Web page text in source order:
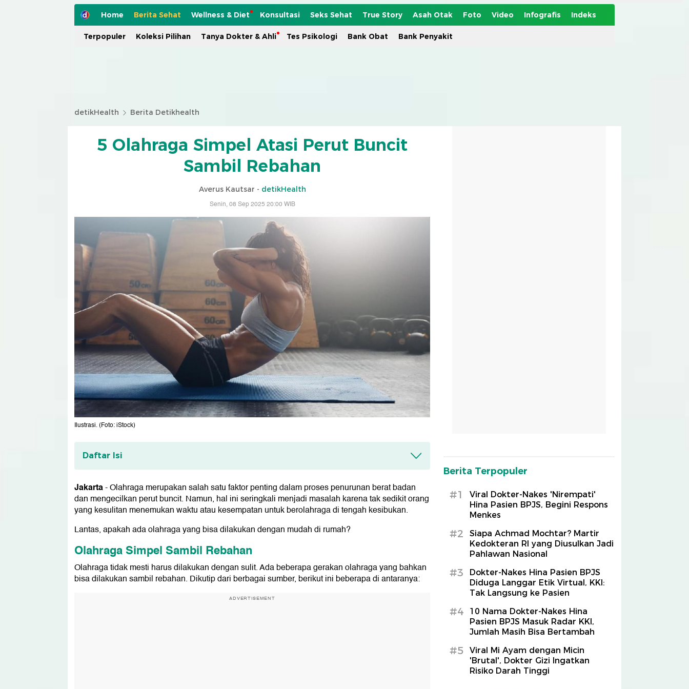
Home Berita Sehat Wellness & Diet Konsultasi Seks Sehat True Story Asah Otak Foto Video Infografis Indeks
Terpopuler Koleksi Pilihan Tanya Dokter & Ahli Tes Psikologi Bank Obat Bank Penyakit
detikHealth Berita Detikhealth
5 Olahraga Simpel Atasi Perut Buncit
Sambil Rebahan
Averus Kautsar - detikHealth
Senin, 08 Sep 2025 20:00 WIB
Ilustrasi. (Foto: iStock)
Daftar Isi
Olahraga Simpel Sambil Rebahan
1. Sit Up
2. Leg Raise
3. Heel Touches
4. Crunches
5. Flutter Kicks
Jakarta-Olahraga merupakan salah satu faktor penting dalam proses penurunan berat badan
dan mengecilkan perut buncit. Namun, hal ini seringkali menjadi masalah karena tak sedikit orang
yang kesulitan menemukan waktu atau kesempatan untuk berolahraga di tengah kesibukan.
Lantas, apakah ada olahraga yang bisa dilakukan dengan mudah di rumah?
Olahraga Simpel Sambil Rebahan
Olahraga tidak mesti harus dilakukan dengan sulit. Ada beberapa gerakan olahraga yang bahkan
bisa dilakukan sambil rebahan. Dikutip dari berbagai sumber, berikut ini beberapa di antaranya:
ADVERTISEMENT
Berita Terpopuler
#1
Viral Dokter-Nakes 'Nirempati'
Hina Pasien BPJS, Begini Respons
Menkes
#2
Siapa Achmad Mochtar? Martir
Kedokteran RI yang Diusulkan Jadi
Pahlawan Nasional
#3
Dokter-Nakes Hina Pasien BPJS
Diduga Langgar Etik Virtual, KKI:
Tak Langsung ke Pasien
#4
10 Nama Dokter-Nakes Hina
Pasien BPJS Masuk Radar KKI,
Jumlah Masih Bisa Bertambah
#5
Viral Mi Ayam dengan Micin
'Brutal', Dokter Gizi Ingatkan
Risiko Darah Tinggi